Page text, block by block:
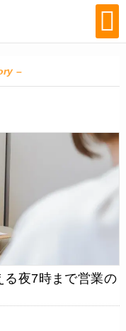
–
る夜7時まで営業の